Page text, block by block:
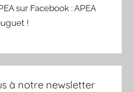
sur Facebook : APEA
!
à notre newsletter